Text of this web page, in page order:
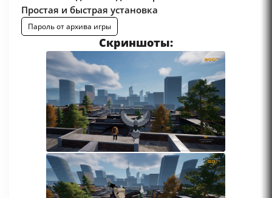
Простая и быстрая установка
Пароль от архива игры
Скриншоты: